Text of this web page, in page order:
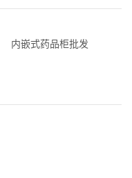
内嵌式药品柜批发